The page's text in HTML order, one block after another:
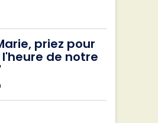
priez pour
de notre